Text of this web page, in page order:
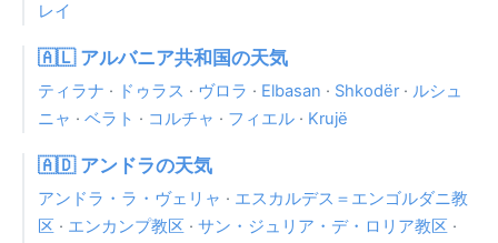
レイ
🇦🇱 アルバニア共和国の天気
ティラナ · ドゥラス · ヴロラ · Elbasan · Shkodër· ルシュ
ニャ · ベラト · コルチャ · フィエル · Krujë
🇦🇩 アンドラの天気
アンドラ・ラ・ヴェリャ · エスカルデス＝エンゴルダニ教
区 · エンカンプ教区 · サン・ジュリア・デ・ロリア教区 ·